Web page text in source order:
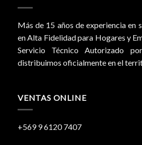
Más de 15 años de experiencia en
en Alta Fidelidad para Hogares y
Servicio Técnico Autorizado
distribuimos oficialmente en el
VENTAS ONLINE
+569 9 6120 7407